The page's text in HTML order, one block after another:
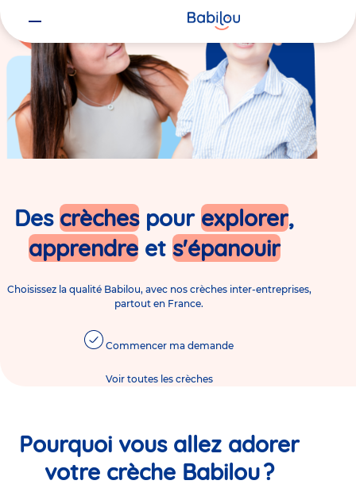
Des crèchespour explorer,
apprendreet s'épanouir
Choisissez la qualité Babilou, avec nos crèches inter-entreprises,
partout en France.
Commencer ma demande
Voir toutes les crèches
Pourquoi vous allez adorer
votre crèche Babilou ?